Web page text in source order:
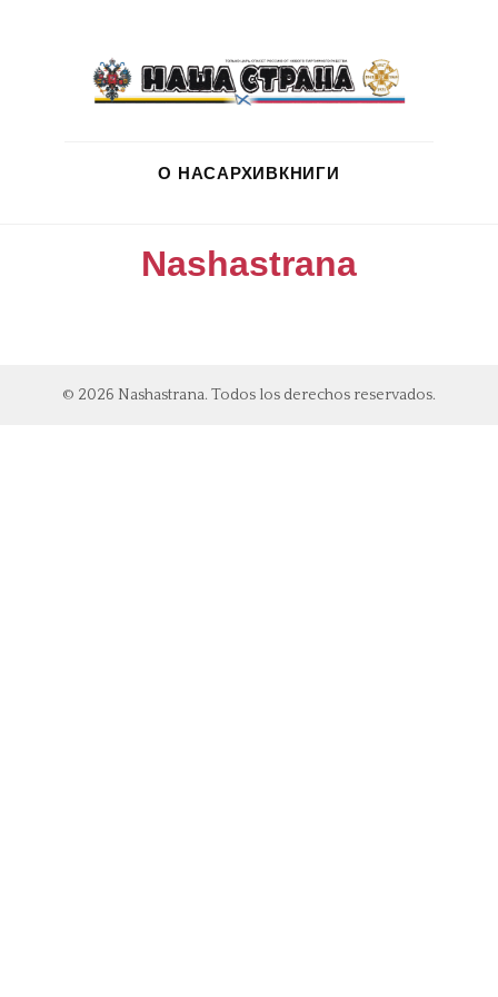
О НАСАРХИВКНИГИ
Nashastrana
© 2026 Nashastrana. Todos los derechos reservados.